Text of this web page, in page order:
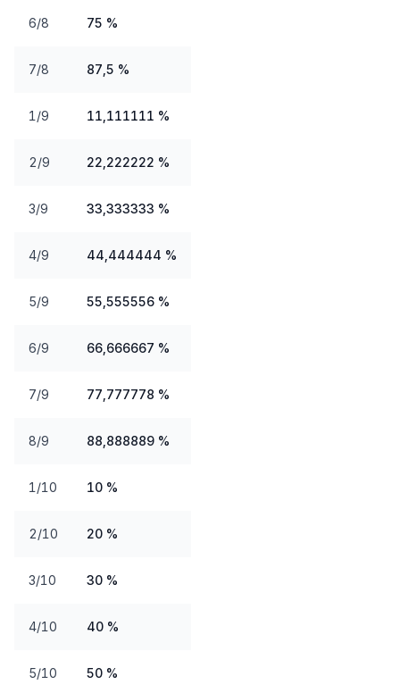
6/8 75 %
7/8 87,5 %
1/9 11,111111 %
2/9 22,222222 %
3/9 33,333333 %
4/9 44,444444 %
5/9 55,555556 %
6/9 66,666667 %
7/9 77,777778 %
8/9 88,888889 %
1/10 10 %
2/10 20 %
3/10 30 %
4/10 40 %
5/10 50 %